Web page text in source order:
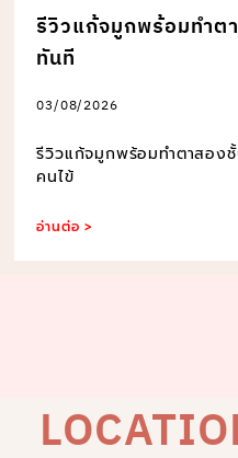
รีวิวแก้จมูกพร้อมทำต
ทันที
03/08/2026
รีวิวแก้จมูกพร้อมทำตาสอง
คนไข้
อ่านต่อ >